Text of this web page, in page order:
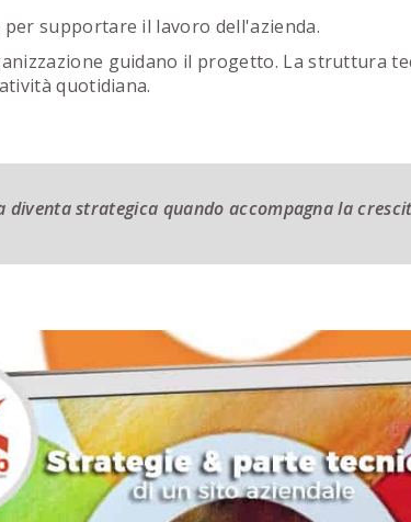
per supportare il lavoro dell'azienda.
guidano il progetto. La struttura
quotidiana.
diventa strategica quando accompagna la